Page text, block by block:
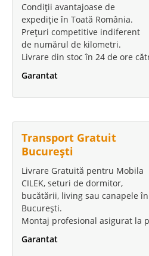
Condiții avantajoase de
expediție în Toată România.
Prețuri competitive indiferent
de numărul de kilometri.
Livrare din stoc în 24 de ore
Garantat
Transport Gratuit
București
Livrare Gratuită pentru Mobila
CILEK, seturi de dormitor,
bucătării, living sau canapele în
București.
Montaj profesional asigurat la
Garantat